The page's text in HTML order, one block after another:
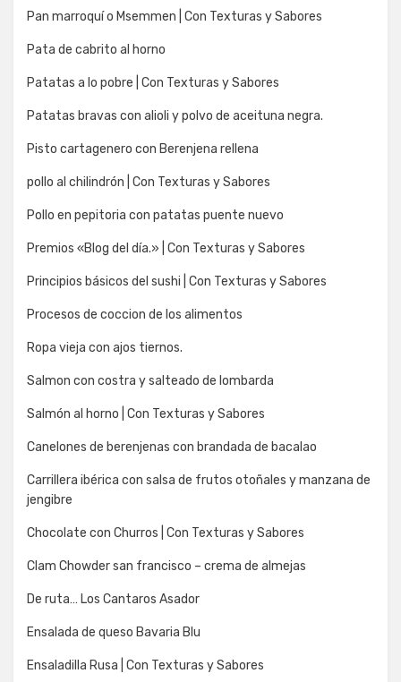
Pan marroquí o Msemmen | Con Texturas y Sabores
Pata de cabrito al horno
Patatas a lo pobre | Con Texturas y Sabores
Patatas bravas con alioli y polvo de aceituna negra.
Pisto cartagenero con Berenjena rellena
pollo al chilindrón | Con Texturas y Sabores
Pollo en pepitoria con patatas puente nuevo
Premios «Blog del día.» | Con Texturas y Sabores
Principios básicos del sushi | Con Texturas y Sabores
Procesos de coccion de los alimentos
Ropa vieja con ajos tiernos.
Salmon con costra y salteado de lombarda
Salmón al horno | Con Texturas y Sabores
Canelones de berenjenas con brandada de bacalao
Carrillera ibérica con salsa de frutos otoñales y manzana de
jengibre
Chocolate con Churros | Con Texturas y Sabores
Clam Chowder san francisco – crema de almejas
De ruta… Los Cantaros Asador
Ensalada de queso Bavaria Blu
Ensaladilla Rusa | Con Texturas y Sabores